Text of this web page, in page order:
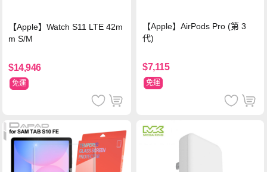
【Apple】Watch S11 LTE 42m
m S/M
$14,946
免運
【Apple】AirPods Pro (第 3
代)
$7,115
免運